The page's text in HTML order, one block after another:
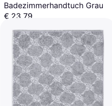
Badezimmerhandtuch Grau
€ 23,79